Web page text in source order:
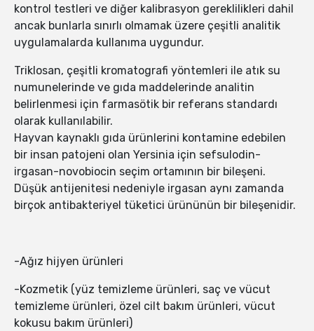
kontrol testleri ve diğer kalibrasyon gereklilikleri dahil
ancak bunlarla sınırlı olmamak üzere çeşitli analitik
uygulamalarda kullanıma uygundur.
Triklosan, çeşitli kromatografi yöntemleri ile atık su
numunelerinde ve gıda maddelerinde analitin
belirlenmesi için farmasötik bir referans standardı
olarak kullanılabilir.
Hayvan kaynaklı gıda ürünlerini kontamine edebilen
bir insan patojeni olan Yersinia için sefsulodin-
irgasan-novobiocin seçim ortamının bir bileşeni.
Düşük antijenitesi nedeniyle irgasan aynı zamanda
birçok antibakteriyel tüketici ürününün bir bileşenidir.
-Ağız hijyen ürünleri
-Kozmetik (yüz temizleme ürünleri, saç ve vücut
temizleme ürünleri, özel cilt bakım ürünleri, vücut
kokusu bakım ürünleri)